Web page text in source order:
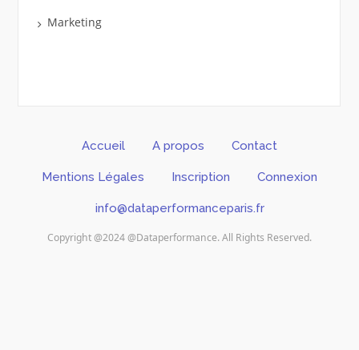
Marketing
Accueil A propos Contact
Mentions Légales Inscription Connexion
info@dataperformanceparis.fr
Copyright @2024 @Dataperformance. All Rights Reserved.